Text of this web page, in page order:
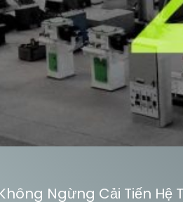
Ngừng Cải Tiến Hệ